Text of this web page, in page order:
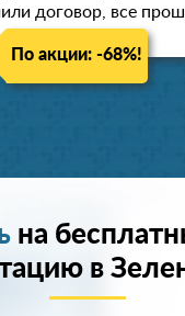
договор, все
По акции: -68%!
на
в